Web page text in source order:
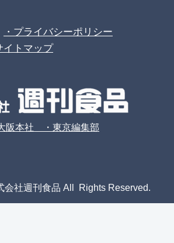
・プライバシーポリシー
イトマップ
阪本社 ・東京編集部
会社週刊食品 All Rights Reserved.